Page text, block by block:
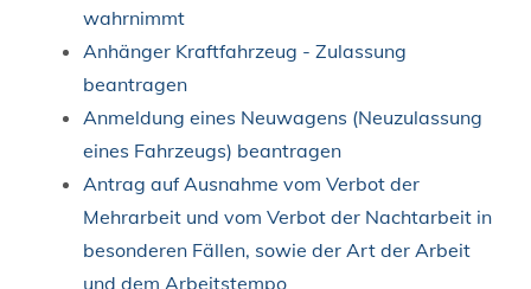
wahrnimmt
Anhänger Kraftfahrzeug - Zulassung
beantragen
Anmeldung eines Neuwagens (Neuzulassung
eines Fahrzeugs) beantragen
Antrag auf Ausnahme vom Verbot der
Mehrarbeit und vom Verbot der Nachtarbeit in
besonderen Fällen, sowie der Art der Arbeit
und dem Arbeitstempo